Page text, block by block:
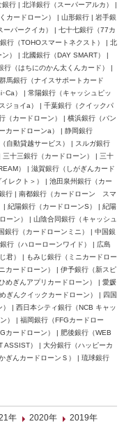
行 | 北洋銀行（スーパーアルカ） |
カードローン） | 山形銀行 | 岩手銀
パークイカ） | 七十七銀行（77カ
行（TOHOスマートネクスト） | 北
） | 北國銀行（DAY SMART） |
（はちにのかん太くんカード） |
馬銀行（ナイスサポートカード
Ca） | 常陽銀行（キャッシュピッ
ジョイa） | 千葉銀行（クイックパ
（カードローン） | 横浜銀行（バン
カードローンa） | 静岡銀行
自動貸越サービス） | スルガ銀行
三十三銀行（カードローン） | 三十
） | 滋賀銀行（しがぎんカード
レクト＞） | 池田泉州銀行（カー
行 | 南都銀行（カードローン スマ
| 紀陽銀行（カードローンS） | 紀陽
ーン） | 山陰合同銀行（キャッシュ
銀行（カードローンミニ） | 中国銀
行（ハローローンワイド） | 広島
君） | もみじ銀行（ミニカードロー
カードローン） | 伊予銀行（新スピ
めぎんアプリカードローン） | 愛媛
ぎんクイックカードローン） | 四国
| 西日本シティ銀行（NCB キャッ
） | 福岡銀行（FFGカードロー
カードローン） | 肥後銀行（WEB
ASSIST） | 大分銀行（ハッピーカ
ぎんカードローンＳ） | 琉球銀行
年 2020年
2019年